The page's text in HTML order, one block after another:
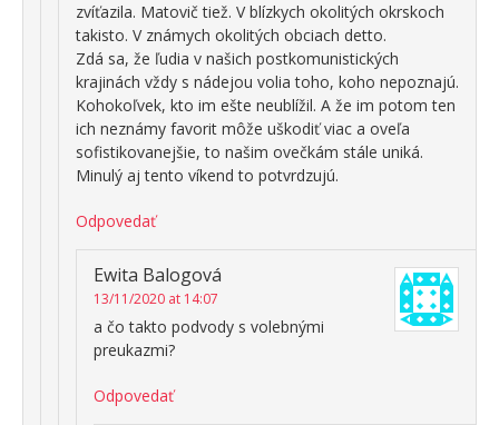
zvíťazila. Matovič tiež. V blízkych okolitých okrskoch
takisto. V známych okolitých obciach detto.
Zdá sa, že ľudia v našich postkomunistických
krajinách vždy s nádejou volia toho, koho nepoznajú.
Kohokoľvek, kto im ešte neublížil. A že im potom ten
ich neznámy favorit môže uškodiť viac a oveľa
sofistikovanejšie, to našim ovečkám stále uniká.
Minulý aj tento víkend to potvrdzujú.
Odpovedať
Ewita Balogová
13/11/2020 at 14:07
a čo takto podvody s volebnými
preukazmi?
Odpovedať